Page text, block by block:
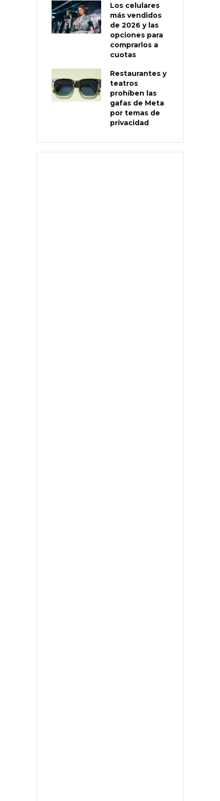
Los celulares
más vendidos
de 2026 y las
opciones para
comprarlos a
cuotas
Restaurantes y
teatros
prohíben las
gafas de Meta
por temas de
privacidad